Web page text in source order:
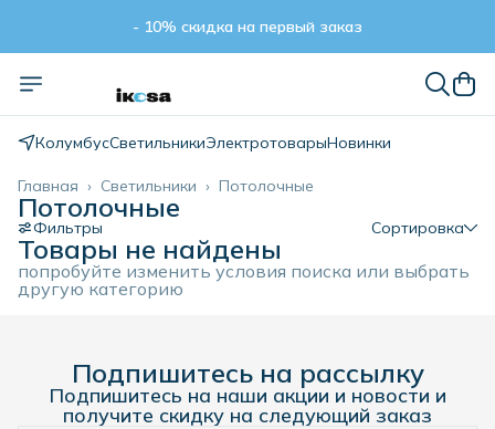
- 10% скидка на первый заказ
КолумбусСветильникиЭлектротоварыНовинки
Потолочные
Светильники ›
Главная ›
Потолочные
Фильтры Сортировка
Товары не найдены
попробуйте изменить условия поиска или выбрать
другую категорию
Подпишитесь на рассылку
Подпишитесь на наши акции и новости и
получите скидку на следующий заказ